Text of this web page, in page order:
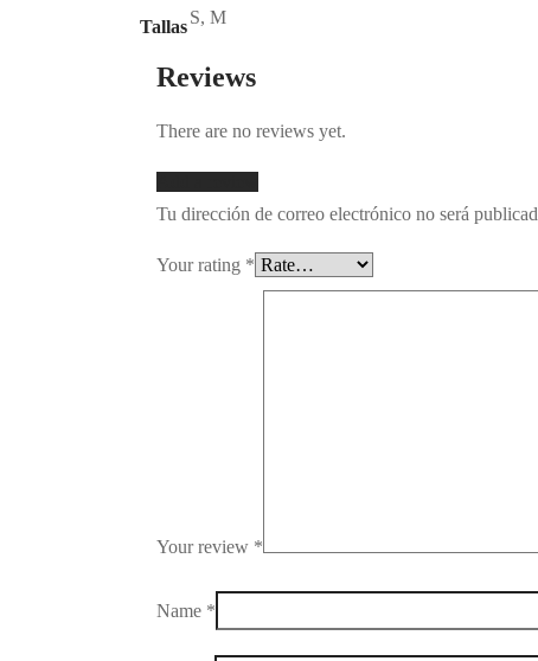
TallasS, M
Reviews
There are no reviews yet.
Tu dirección de correo electrónico no será
Your rating *
Your review *
Name *